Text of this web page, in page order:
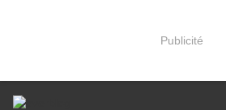
Publicité